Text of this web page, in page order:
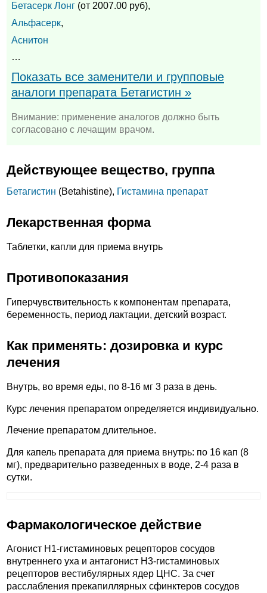
Бетасерк Лонг (от 2007.00 руб),
Альфасерк,
Аснитон
…
Показать все заменители и групповые
аналоги препарата Бетагистин »
Внимание: применение аналогов должно быть
согласовано с лечащим врачом.
Действующее вещество, группа
Бетагистин (Betahistine), Гистамина препарат
Лекарственная форма
Таблетки, капли для приема внутрь
Противопоказания
Гиперчувствительность к компонентам препарата,
беременность, период лактации, детский возраст.
Как применять: дозировка и курс
лечения
Внутрь, во время еды, по 8-16 мг 3 раза в день.
Курс лечения препаратом определяется индивидуально.
Лечение препаратом длительное.
Для капель препарата для приема внутрь: по 16 кап (8
мг), предварительно разведенных в воде, 2-4 раза в
сутки.
Фармакологическое действие
Агонист H1-гистаминовых рецепторов сосудов
внутреннего уха и антагонист H3-гистаминовых
рецепторов вестибулярных ядер ЦНС. За счет
расслабления прекапиллярных сфинктеров сосудов